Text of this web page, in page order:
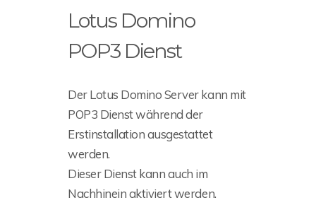
Lotus Domino
POP3 Dienst
Der Lotus Domino Server kann mit
POP3 Dienst während der
Erstinstallation ausgestattet
werden.
Dieser Dienst kann auch im
Nachhinein aktiviert werden.